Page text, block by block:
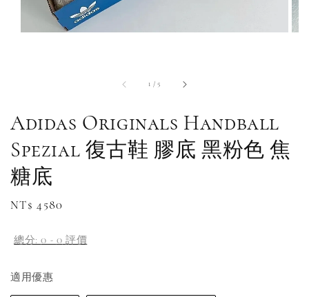
1 /5
Adidas Originals Handball
Spezial 復古鞋 膠底 黑粉色 焦
糖底
Regular
NT$ 4580
總分:0 - 0 評價
適用優惠